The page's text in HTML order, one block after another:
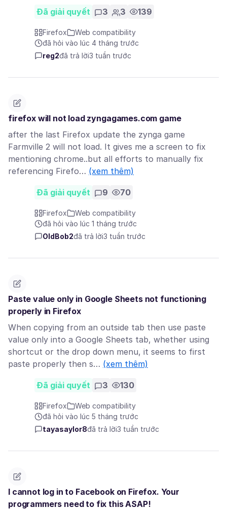
Đã giải quyết 3 3 139
Firefox
Web compatibility
đã hỏi vào lúc 4 tháng trước
reg2đã trả lời3 tuần trước
firefox will not load zyngagames.com game
after the last Firefox update the zynga game
Farmville 2 will not load. It gives me a screen to fix
mentioning chrome..but all efforts to manually fix
referencing Firefo… (xem thêm)
Đã giải quyết 9 70
Firefox
Web compatibility
đã hỏi vào lúc 1 tháng trước
OldBob2đã trả lời3 tuần trước
Paste value only in Google Sheets not functioning
properly in Firefox
When copying from an outside tab then use paste
value only into a Google Sheets tab, whether using
shortcut or the drop down menu, it seems to first
paste properly then s… (xem thêm)
Đã giải quyết 3 130
Firefox
Web compatibility
đã hỏi vào lúc 5 tháng trước
tayasaylor8đã trả lời3 tuần trước
I cannot log in to Facebook on Firefox. Your
programmers need to fix this ASAP!